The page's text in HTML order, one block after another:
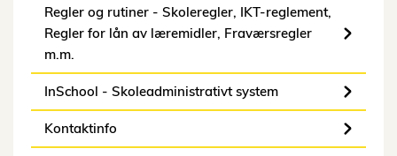
Regler og rutiner - Skoleregler, IKT-reglement,
Regler for lån av læremidler, Fraværsregler
m.m.
InSchool - Skoleadministrativt system
Kontaktinfo